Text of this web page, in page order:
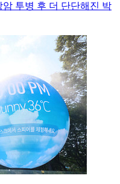
투병 후 더 단단해진 박